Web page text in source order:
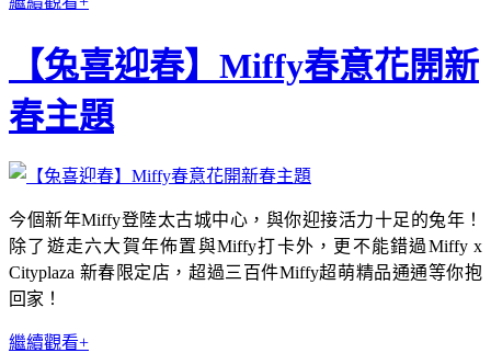
【兔喜迎春】Miffy春意花開新
春主題
今個新年Miffy登陸太古城中心，與你迎接活力十足的兔年！
除了遊走六大賀年佈置與Miffy打卡外，更不能錯過Miffy x
Cityplaza 新春限定店，超過三百件Miffy超萌精品通通等你抱
回家！
繼續觀看+